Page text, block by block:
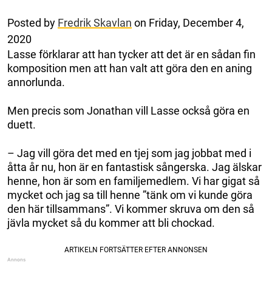
Posted by Fredrik Skavlan on Friday, December 4,
2020
Lasse förklarar att han tycker att det är en sådan fin
komposition men att han valt att göra den en aning
annorlunda.
Men precis som Jonathan vill Lasse också göra en
duett.
– Jag vill göra det med en tjej som jag jobbat med i
åtta år nu, hon är en fantastisk sångerska. Jag älskar
henne, hon är som en familjemedlem. Vi har gigat så
mycket och jag sa till henne ”tänk om vi kunde göra
den här tillsammans”. Vi kommer skruva om den så
jävla mycket så du kommer att bli chockad.